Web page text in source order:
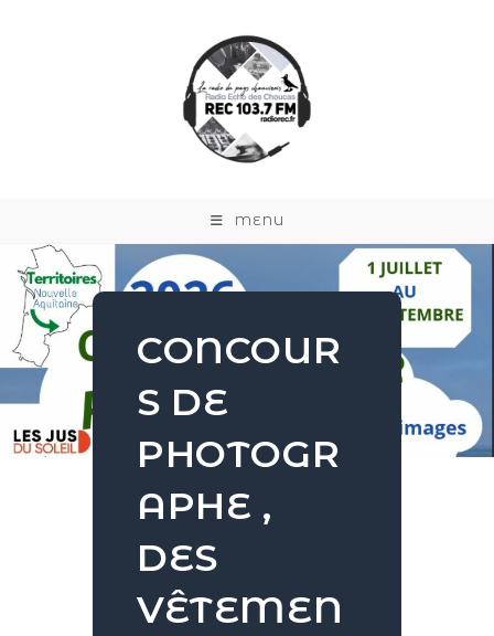
MENU
CONCOUR
S DE
PHOTOGR
APHE ,
DES
VÊTEMEN